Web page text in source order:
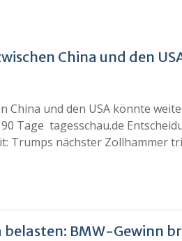
China und den
China und den USA könnte
Tage tagesschau.de
Trumps nächster Zollhammer
belasten: BMW-Gewinn